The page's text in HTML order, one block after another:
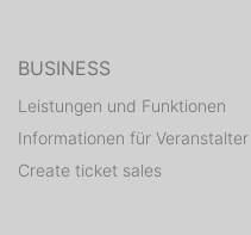
BUSINESS
Leistungen und Funktionen
Informationen für Veranstalter
Create ticket sales